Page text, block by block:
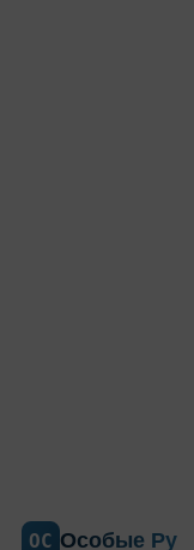
ОС Особые Ру